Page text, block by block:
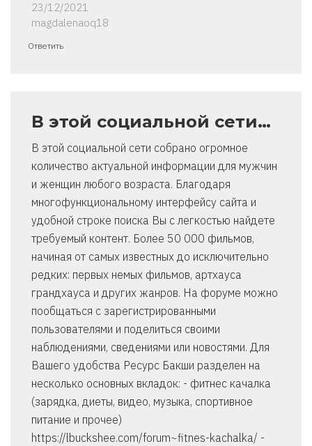
23/12/2021
magdalenaoq18
Ответить
В этой социальной сети…
В этой социальной сети собрано огромное
количество актуальной информации для мужчин
и женщин любого возраста. Благодаря
многофункциональному интерфейсу сайта и
удобной строке поиска Вы с легкостью найдете
требуемый контент. Более 50 000 фильмов,
начиная от самых известных до исключительно
редких: первых немых фильмов, артхауса
грандхауса и других жанров. На форуме можно
пообщаться с зарегистрированными
пользователями и поделиться своими
наблюдениями, сведениями или новостями. Для
Вашего удобства Ресурс Бакши разделен на
несколько основных вкладок: - фитнес качалка
(зарядка, диеты, видео, музыка, спортивное
питание и прочее)
https://lbuckshee.com/forum~fitnes-kachalka/ -